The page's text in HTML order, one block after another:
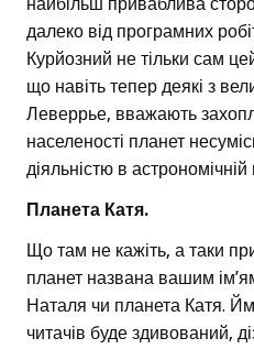
далеко від програмних
Курйозний не тільки сам
що навіть тепер деякі з
Леверрье, вважають
населеності планет
діяльністю в астрономічній
Планета Катя.
Що там не кажіть, а таки
планет названа вашим
Наталя чи планета Катя.
читачів буде здивований,